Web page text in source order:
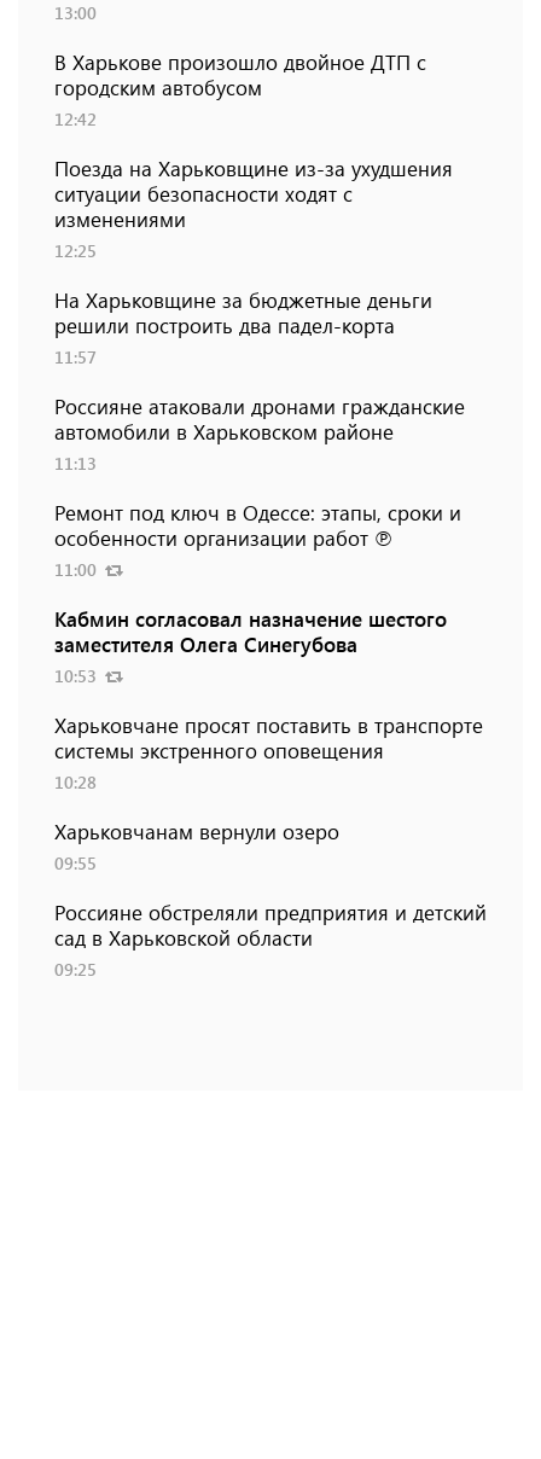
13:00
В Харькове произошло двойное ДТП с
городским автобусом
12:42
Поезда на Харьковщине из-за ухудшения
ситуации безопасности ходят с
изменениями
12:25
На Харьковщине за бюджетные деньги
решили построить два падел-корта
11:57
Россияне атаковали дронами гражданские
автомобили в Харьковском районе
11:13
Ремонт под ключ в Одессе: этапы, сроки и
особенности организации работ ℗
11:00
Кабмин согласовал назначение шестого
заместителя Олега Синегубова
10:53
Харьковчане просят поставить в транспорте
системы экстренного оповещения
10:28
Харьковчанам вернули озеро
09:55
Россияне обстреляли предприятия и детский
сад в Харьковской области
09:25